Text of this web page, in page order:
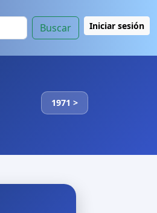
Buscar Iniciar sesión
1971 >